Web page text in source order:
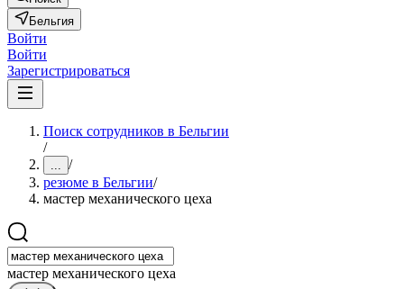
Бельгия
Войти
Войти
Зарегистрироваться
Поиск сотрудников в Бельгии
/
... /
резюме в Бельгии/
мастер механического цеха
мастер механического цеха